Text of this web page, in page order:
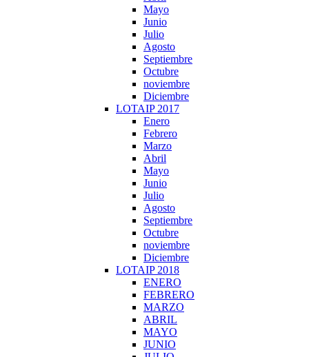
Mayo
Junio
Julio
Agosto
Septiembre
Octubre
noviembre
Diciembre
LOTAIP 2017
Enero
Febrero
Marzo
Abril
Mayo
Junio
Julio
Agosto
Septiembre
Octubre
noviembre
Diciembre
LOTAIP 2018
ENERO
FEBRERO
MARZO
ABRIL
MAYO
JUNIO